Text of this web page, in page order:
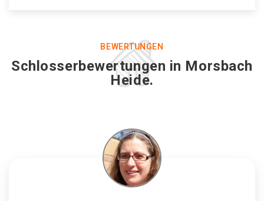
BEWERTUNGEN
Schlosserbewertungen in Morsbach
Heide.